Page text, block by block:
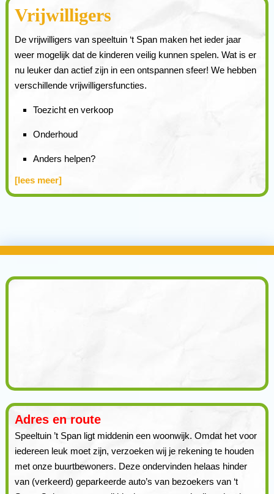
Vrijwilligers
De vrijwilligers van speeltuin ‘t Span maken het ieder jaar
weer mogelijk dat de kinderen veilig kunnen spelen. Wat is er
nu leuker dan actief zijn in een ontspannen sfeer! We hebben
verschillende vrijwilligersfuncties.
Toezicht en verkoop
Onderhoud
Anders helpen?
[lees meer]
Adres en route
Speeltuin ’t Span ligt middenin een woonwijk. Omdat het voor
iedereen leuk moet zijn, verzoeken wij je rekening te houden
met onze buurtbewoners. Deze ondervinden helaas hinder
van (verkeerd) geparkeerde auto’s van bezoekers van ‘t